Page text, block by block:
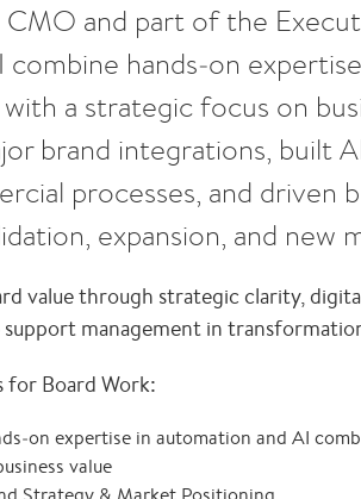
and part of the
combine hands‑on
a strategic focus on
brand integrations, built
processes, and driven
expansion, and new
value through strategic clarity,
management in
for Board Work:
expertise in automation and AI
value